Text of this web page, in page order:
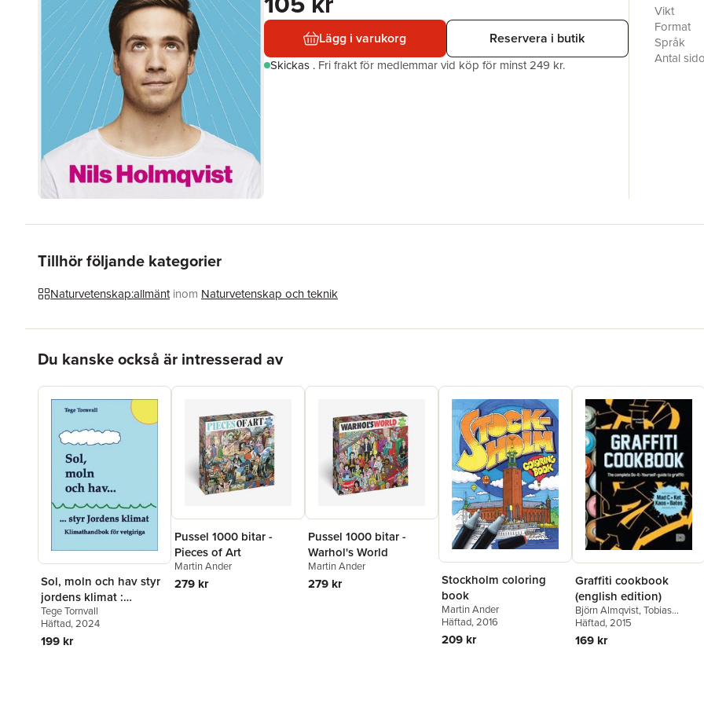
Lägg i varukorg Reservera i butik
Skickas . Fri frakt för medlemmar vid köp för minst 249 kr.
Himlen
och
kära
Vikt
Format
Språk
Antal
Tillhör följande kategorier
Naturvetenskap:allmänt inom Naturvetenskap och teknik
Du kanske också är intresserad av
Sol, moln och hav styr
jordens klimat :
klimathandbok för
vetgiriga
Tege Tornvall
Häftad, 2024
199 kr
Pussel 1000 bitar -
Pieces of Art
Martin Ander
279 kr
Pussel 1000 bitar -
Warhol's World
Martin Ander
279 kr
Stockholm coloring
book
Martin Ander
Häftad, 2016
209 kr
Graffiti cookbook
(english edition)
Björn Almqvist,Tobias
Barenthin Lindblad
Nyström
Bjorn Almqvist
Häftad, 2015
169 kr